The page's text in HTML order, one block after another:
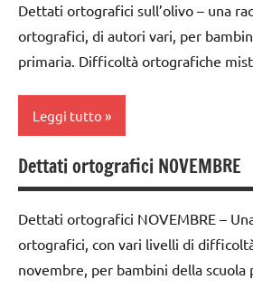
PER ETA'
TUTTI GLI
ARTICOLI
classe
5a
dettati /
ricorrenze
ortografici
degli
alberi
FESTE
classe
2a
3a
classe
classe
dettati
Dettati ortografici sull’olivo – una
ortografici, di autori vari, per
primaria. Difficoltà ortografiche
Leggi tutto
classe
1a
classe
2a
Dettati ortografici NOVEMBRE
Dettati ortografici NOVEMBRE –
ortografici, con vari livelli di
novembre, per bambini della scuola